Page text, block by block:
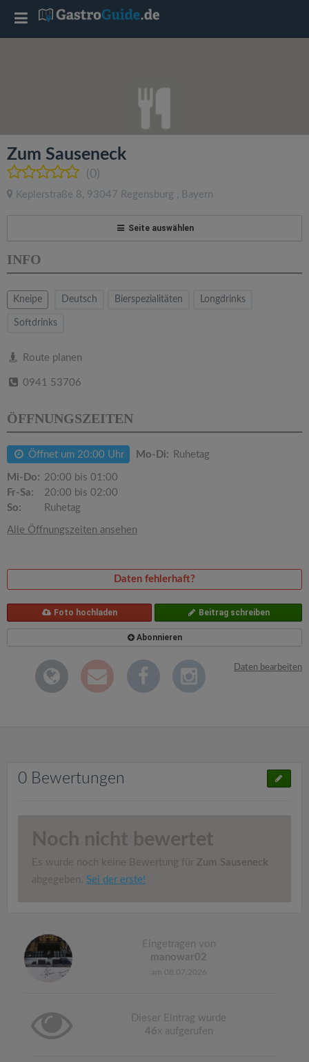
Zum Sauseneck
(0)
Keplerstraße 8, 93047 Regensburg , Bayern
Seite auswählen
INFO
Kneipe Deutsch Bierspezialitäten Longdrinks
Softdrinks
Route planen
0941 53706
ÖFFNUNGSZEITEN
Öffnet um 20:00 Uhr Mo-Di: Ruhetag
Mi-Do: 20:00 bis 01:00
Fr-Sa:
20:00 bis 02:00
So:
Ruhetag
Alle Öffnungszeiten ansehen
Daten fehlerhaft?
Foto hochladen Beitrag schreiben
Abonnieren
Daten bearbeiten
0 Bewertungen
Noch nicht bewertet
Es wurde noch keine Bewertung für Zum Sauseneck
abgegeben. Sei der erste!
Eingetragen von
manowar02
am 08.07.2026
Dieser Eintrag wurde
46x aufgerufen
T
l
e
a
v
g
a
t
i
o
n